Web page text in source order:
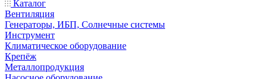
Каталог
Вентиляция
Генераторы, ИБП, Солнечные системы
Инструмент
Климатическое оборудование
Крепёж
Металлопродукция